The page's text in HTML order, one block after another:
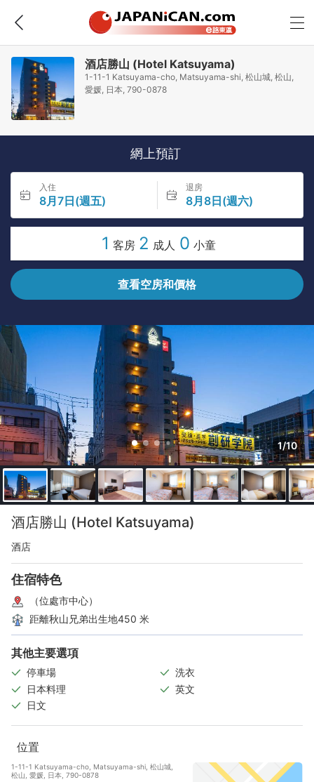
酒店勝山 (Hotel Katsuyama)
1-11-1 Katsuyama-cho, Matsuyama-shi, 松山城, 松山,
愛媛, 日本, 790-0878
網上預訂
入住
8月7日(週五)
退房
8月8日(週六)
1 客房 2 成人 0 小童
查看空房和價格
1/10
酒店勝山 (Hotel Katsuyama)
酒店
住宿特色
（位處市中心）
距離秋山兄弟出生地450 米
其他主要選項
停車場
洗衣
日本料理
英文
日文
位置
1-11-1 Katsuyama-cho, Matsuyama-shi, 松山城,
松山, 愛媛, 日本, 790-0878